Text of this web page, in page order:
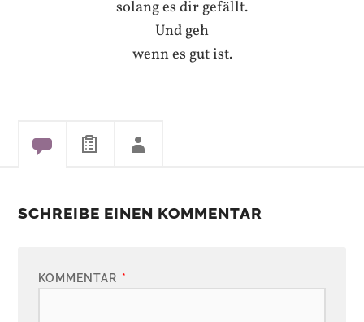
solang es dir gefällt.
Und geh
wenn es gut ist.
SCHREIBE EINEN KOMMENTAR
KOMMENTAR *